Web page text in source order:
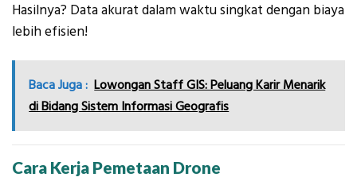
Hasilnya? Data akurat dalam waktu singkat dengan biaya
lebih efisien!
Baca Juga : Lowongan Staff GIS: Peluang Karir Menarik
di Bidang Sistem Informasi Geografis
Cara Kerja Pemetaan Drone